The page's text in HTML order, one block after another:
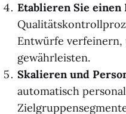
Etablieren Sie
Entwürfe verfeinern,
gewährleisten.
Skalieren und
automatisch